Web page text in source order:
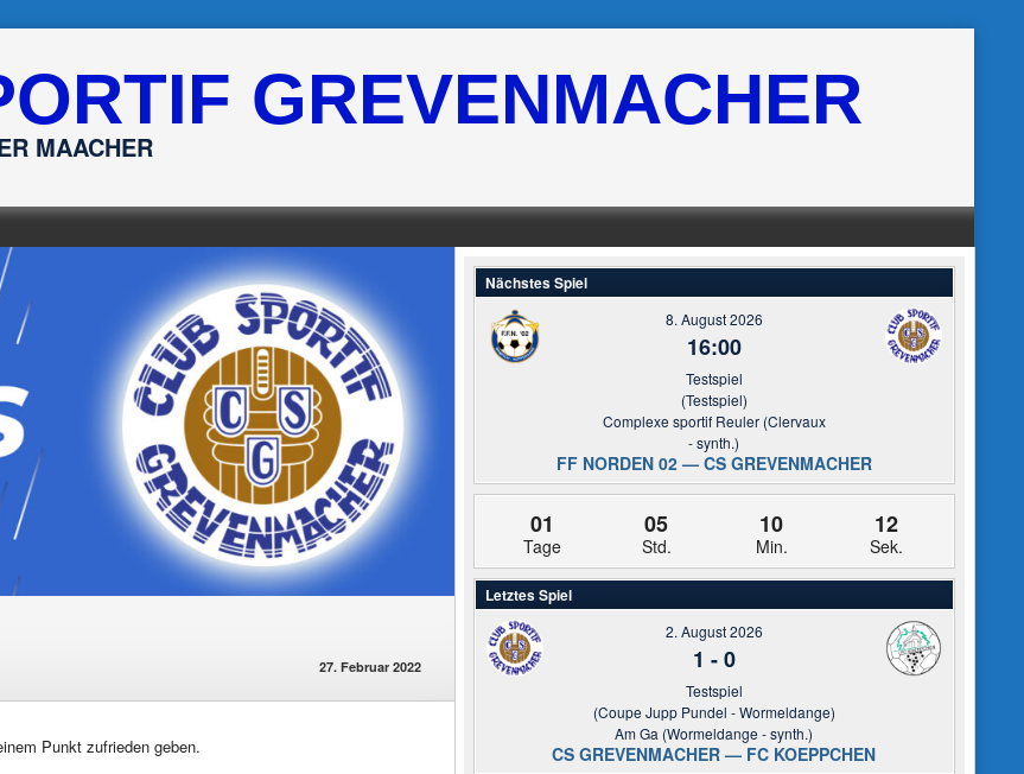
GREVENMACHER
MAACHER
27. Februar 2022
Punkt zufrieden geben.
Nächstes Spiel
8. August 2026
16:00
Testspiel
(Testspiel)
Complexe sportif Reuler (Clervaux
- synth.)
FF NORDEN 02 — CS GREVENMACHER
01
Tage
05
Std.
10
Min.
11
Sek.
Letztes Spiel
2. August 2026
1 -0
Testspiel
(Coupe Jupp Pundel - Wormeldange)
Am Ga (Wormeldange - synth.)
CS GREVENMACHER — FC KOEPPCHEN